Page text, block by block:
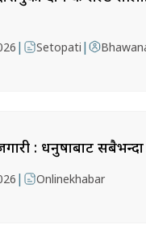
| Setopati |
: धनुषाबाट
| Onlinekhabar